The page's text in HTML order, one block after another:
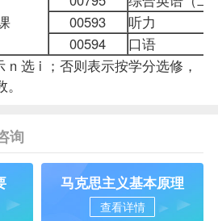
00593
听力
00594
口语
选 i ；否则表示按学分选修，
询
马克思主义基本原理
查看详情